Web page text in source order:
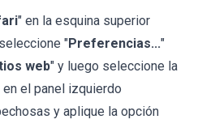
" en la esquina superior
"Preferencias..."
web" y luego seleccione la
en el panel izquierdo
y aplique la opción